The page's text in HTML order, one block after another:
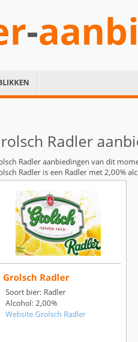
-
Radler
Radler aanbiedingen van dit
Radler is een Radler met 2,00%
Grolsch Radler
Soort bier: Radler
Alcohol: 2,00%
Website Grolsch Radler